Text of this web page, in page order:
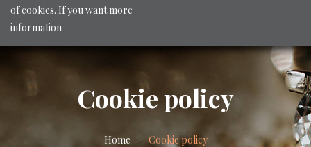
Cookie policy
Home Cookie policy
of cookies. If you want more
information